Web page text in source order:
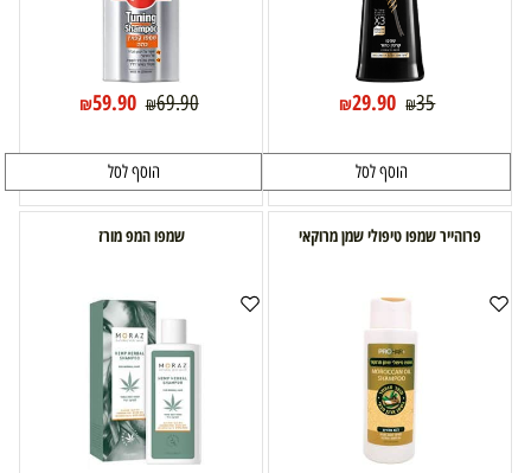
₪35
₪29.90
הוסף לסל
₪69.90
₪59.90
הוסף לסל
פרוהייר שמפו טיפולי שמן מרוקאי שמפו המפ מורז